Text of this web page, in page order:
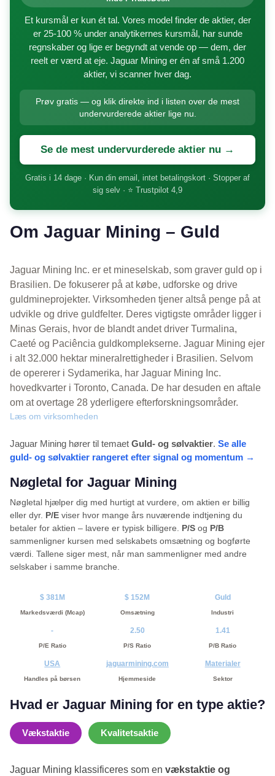
Et kursmål er kun ét tal. Vores model finder de aktier, der
er 25-100 % under analytikernes kursmål, har sunde
regnskaber og lige er begyndt at vende op — dem, der
reelt er værd at eje. Jaguar Mining er én af små 1.200
aktier, vi scanner hver dag.
Prøv gratis — og klik direkte ind i listen over de mest
undervurderede aktier lige nu.
Se de mest undervurderede aktier nu →
Gratis i 14 dage · Kun din email, intet betalingskort · Stopper af
sig selv · ⭐ Trustpilot 4,9
Om Jaguar Mining – Guld
Jaguar Mining Inc. er et mineselskab, som graver guld op i
Brasilien. De fokuserer på at købe, udforske og drive
guldmineprojekter. Virksomheden tjener altså penge på at
udvikle og drive guldfelter. Deres vigtigste områder ligger i
Minas Gerais, hvor de blandt andet driver Turmalina,
Caeté og Paciência guldkomplekserne. Jaguar Mining ejer
i alt 32.000 hektar mineralrettigheder i Brasilien. Selvom
de opererer i Sydamerika, har Jaguar Mining Inc.
hovedkvarter i Toronto, Canada. De har desuden en aftale
om at overtage 28 yderligere efterforskningsområder.
Læs om virksomheden
Jaguar Mining hører til temaet Guld- og sølvaktier. Se alle
guld- og sølvaktier rangeret efter signal og momentum →
Nøgletal for Jaguar Mining
Nøgletal hjælper dig med hurtigt at vurdere, om aktien er billig
eller dyr. P/E viser hvor mange års nuværende indtjening du
betaler for aktien – lavere er typisk billigere. P/S og P/B
sammenligner kursen med selskabets omsætning og bogførte
værdi. Tallene siger mest, når man sammenligner med andre
selskaber i samme branche.
$ 381M
Markedsværdi (Mcap)
$ 152M
Omsætning
Guld
Industri
-
P/E Ratio
2.50
P/S Ratio
1.41
P/B Ratio
USA
Handles på børsen
jaguarmining.com
Hjemmeside
Materialer
Sektor
Hvad er Jaguar Mining for en type aktie?
Vækstaktie Kvalitetsaktie
Jaguar Mining klassificeres som en vækstaktie og